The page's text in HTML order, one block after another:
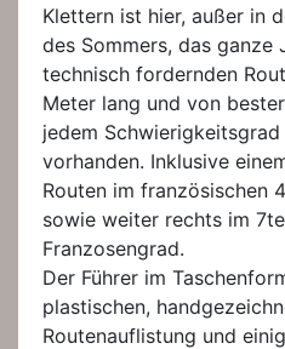
Klettern ist hier, außer in
des Sommers, das ganze
technisch fordernden
Meter lang und von
jedem Schwierigkeitsgrad
vorhanden. Inklusive
Routen im französischen
sowie weiter rechts im
Franzosengrad.
Der Führer im
plastischen,
Routenauflistung und